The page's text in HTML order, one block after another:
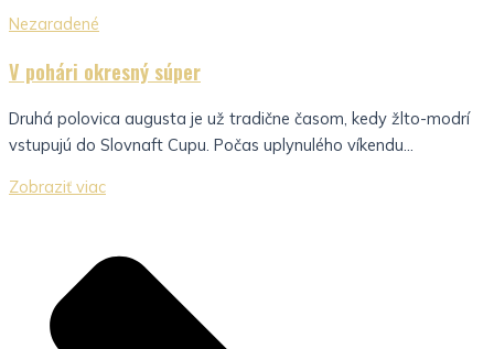
Nezaradené
V pohári okresný súper
Druhá polovica augusta je už tradične časom, kedy žlto-modrí
vstupujú do Slovnaft Cupu. Počas uplynulého víkendu...
Zobraziť viac